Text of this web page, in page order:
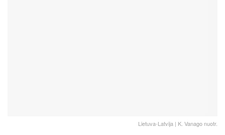
Lietuva-Latvija | K. Vanago nuotr.